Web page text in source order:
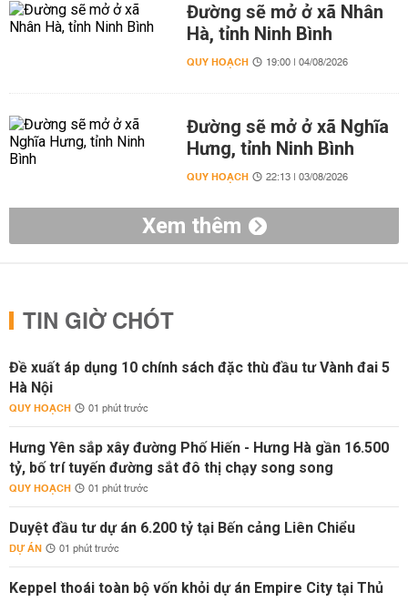
Đường sẽ mở ở xã Nhân
Hà, tỉnh Ninh Bình
QUY HOẠCH 19:00 | 04/08/2026
Đường sẽ mở ở xã Nghĩa
Hưng, tỉnh Ninh Bình
QUY HOẠCH 22:13 | 03/08/2026
Xem thêm
TIN GIỜ CHÓT
Đề xuất áp dụng 10 chính sách đặc thù đầu tư Vành đai 5
Hà Nội
QUY HOẠCH 01 phút trước
Hưng Yên sắp xây đường Phố Hiến - Hưng Hà gần 16.500
tỷ, bố trí tuyến đường sắt đô thị chạy song song
QUY HOẠCH 01 phút trước
Duyệt đầu tư dự án 6.200 tỷ tại Bến cảng Liên Chiểu
DỰ ÁN 01 phút trước
Keppel thoái toàn bộ vốn khỏi dự án Empire City tại Thủ